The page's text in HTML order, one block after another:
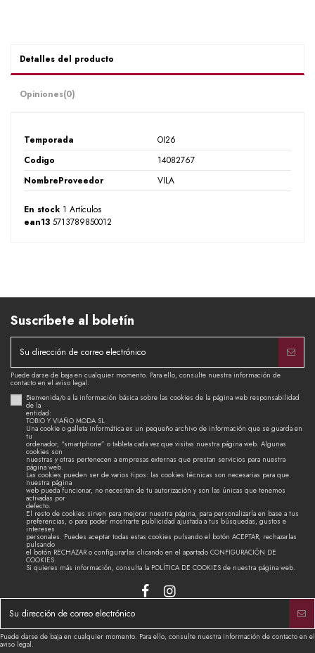
Detalles del producto
Opiniones(0)
Temporada
OI26
Codigo
14082767
NombreProveedor
VILA
En stock 1 Artículos
ean13 5713789850012
Suscríbete al boletín
Puede darse de baja en cualquier momento. Para ello, consulte nuestra información de
contacto en el aviso legal.
Bienvenida/o a la información básica sobre las cookies de la página web responsabilidad
de la
entidad:
TOBIO Y VIAÑO MODA SL
Una cookie o galleta informática es un pequeño archivo de información que se guarda en
tu
ordenador, “smartphone” o tableta cada vez que visitas nuestra página web. Algunas
cookies son
nuestras y otras pertenecen a empresas externas que prestan servicios para nuestra
página web.
Las cookies pueden ser de varios tipos: las cookies técnicas son necesarias para que
nuestra página
web pueda funcionar, no necesitan de tu autorización y son las únicas que tenemos
activadas por
defecto.
El resto de cookies sirven para mejorar nuestra página, para personalizarla en base a tus
preferencias, o para poder mostrarte publicidad ajustada a tus búsquedas, gustos e
intereses
personales. Puedes aceptar todas estas cookies pulsando el botón ACEPTAR, rechazarlas
pulsando
el botón RECHAZAR o configurarlas clicando en el apartado CONFIGURACIÓN DE
COOKIES.
Si quieres más información, consulta la POLÍTICA DE COOKIES de nuestra página web.
Puede darse de baja en cualquier momento. Para ello, consulte nuestra información de contacto en el
aviso legal.